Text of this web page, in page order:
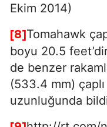
Ekim 2014)
[8] Tomahawk
boyu 20.5
de benzer
(533.4 mm)
uzunluğunda